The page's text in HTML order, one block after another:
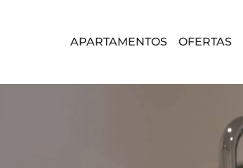
APARTAMENTOS OFERTAS